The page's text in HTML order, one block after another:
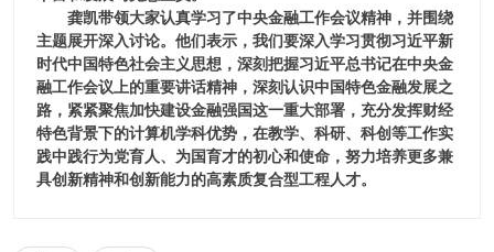
龚凯带领大家认真学习了中央金融工作会议精神，并围绕
主题展开深入讨论。他们表示，我们要深入学习贯彻习近平新
时代中国特色社会主义思想，深刻把握习近平总书记在中央金
融工作会议上的重要讲话精神，深刻认识中国特色金融发展之
路，紧紧聚焦加快建设金融强国这一重大部署，充分发挥财经
特色背景下的计算机学科优势，在教学、科研、科创等工作实
践中践行为党育人、为国育才的初心和使命，努力培养更多兼
具创新精神和创新能力的高素质复合型工程人才。